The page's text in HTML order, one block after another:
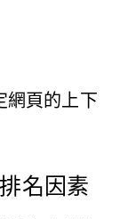
網頁的上下
名因素